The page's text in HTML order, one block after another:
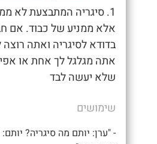
1. סיגריה המתבצעת לא
אלא ממניע של כבוד. אם
בדודא לסיגריה ואתה
אתה מגלגל לך אחת או
שלא יעשה לבד
שימושים
- "ערן: יותם מה סיגריה?